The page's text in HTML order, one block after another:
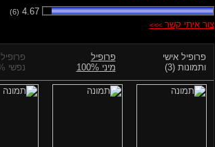
4.67
(6)
צור איתי קשר>>>
פרופיל אישי
ותמונות (3)
פרופיל
מיני 100%
פרופיל
נפשי 44%